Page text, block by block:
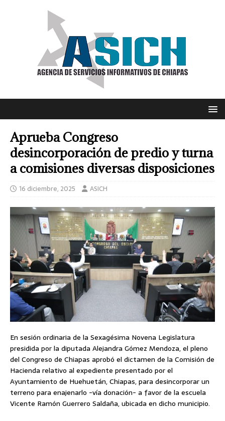
Aprueba Congreso
desincorporación de predio y turna
a comisiones diversas disposiciones
16 diciembre, 2025 ASICH
En sesión ordinaria de la Sexagésima Novena Legislatura
presidida por la diputada Alejandra Gómez Mendoza, el pleno
del Congreso de Chiapas aprobó el dictamen de la Comisión de
Hacienda relativo al expediente presentado por el
Ayuntamiento de Huehuetán, Chiapas, para desincorporar un
terreno para enajenarlo -vía donación- a favor de la escuela
Vicente Ramón Guerrero Saldaña, ubicada en dicho municipio.